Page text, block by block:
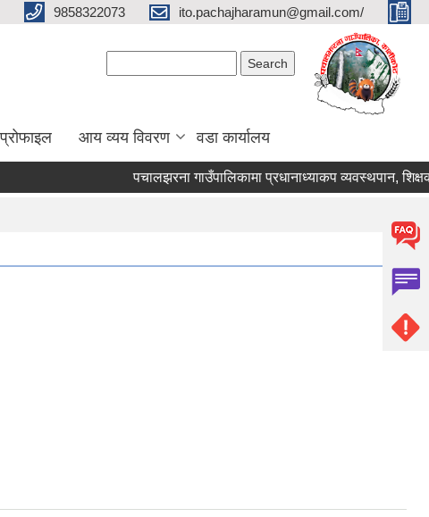
9858322073 ito.pachajharamun@gmail.com/
आय व्यय विवरण वडा कार्यालय
पचालझरना गाउँपालिकामा प्रधानाध्याकप व्यवस्थपान, शिक्षक